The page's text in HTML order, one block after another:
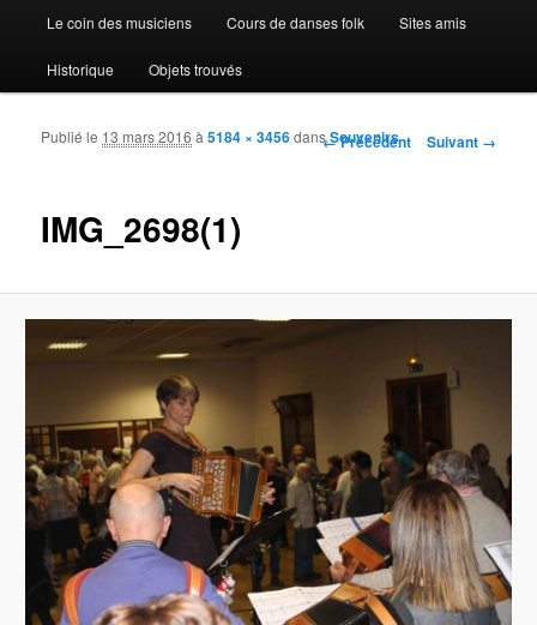
Le coin des musiciens Cours de danses folk Sites amis
Historique Objets trouvés
Navigation des images
← Précédent Suivant →
IMG_2698(1)
Publié le 13 mars 2016 à5184 × 3456dansSouvenirs